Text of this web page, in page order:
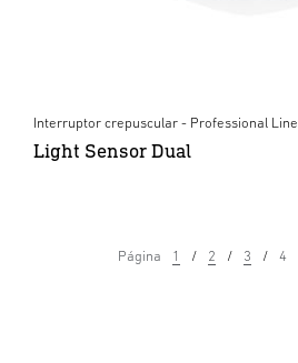
Interruptor crepuscular - Professional Line
Light Sensor Dual
Página 1 2 3 4